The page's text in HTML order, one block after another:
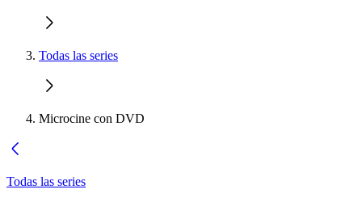
Todas las series
Microcine con DVD
Todas las series